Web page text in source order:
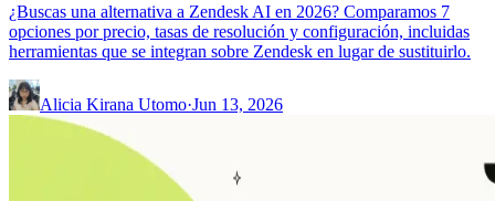
¿Buscas una alternativa a Zendesk AI en 2026? Comparamos 7
opciones por precio, tasas de resolución y configuración, incluidas
herramientas que se integran sobre Zendesk en lugar de sustituirlo.
Alicia Kirana Utomo·Jun 13, 2026